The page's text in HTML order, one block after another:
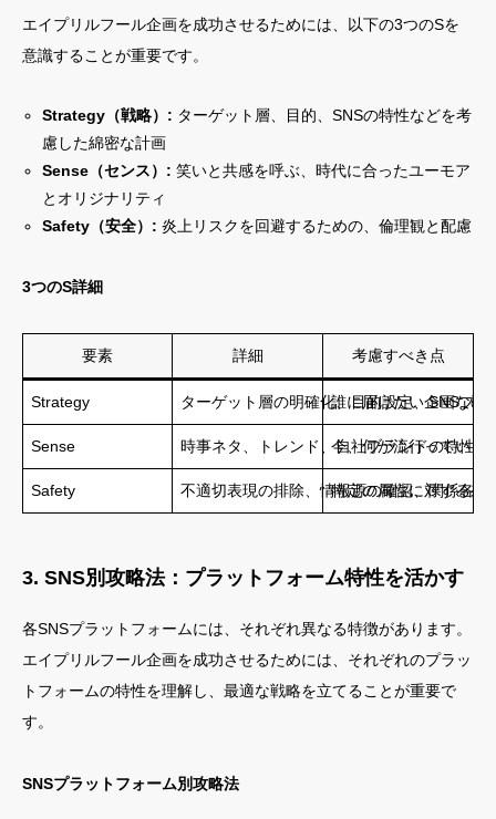
エイプリルフール企画を成功させるためには、以下の3つのSを
意識することが重要です。
Strategy（戦略）: ターゲット層、目的、SNSの特性などを考
慮した綿密な計画
Sense（センス）: 笑いと共感を呼ぶ、時代に合ったユーモア
とオリジナリティ
Safety（安全）: 炎上リスクを回避するための、倫理観と配慮
3つのS詳細
要素 詳細 考慮すべき点
Strategy ターゲット層の明確化、目的設定、SNSプ
誰に届けたい企画なの
Sense 時事ネタ、トレンド、自社ブランドの特性
今、何が流行っている
Safety 不適切表現の排除、情報源の確認、関係各
特定の属性に対する差
3. SNS別攻略法：プラットフォーム特性を活かす
各SNSプラットフォームには、それぞれ異なる特徴があります。
エイプリルフール企画を成功させるためには、それぞれのプラッ
トフォームの特性を理解し、最適な戦略を立てることが重要で
す。
SNSプラットフォーム別攻略法